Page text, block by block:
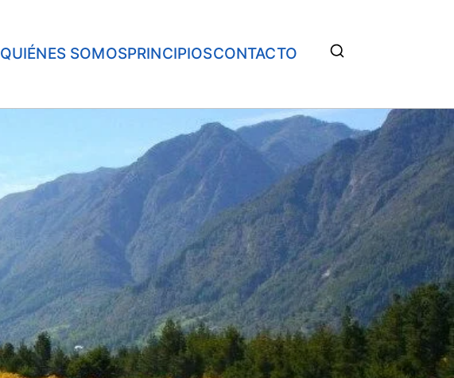
QUIÉNES SOMOSPRINCIPIOSCONTACTO